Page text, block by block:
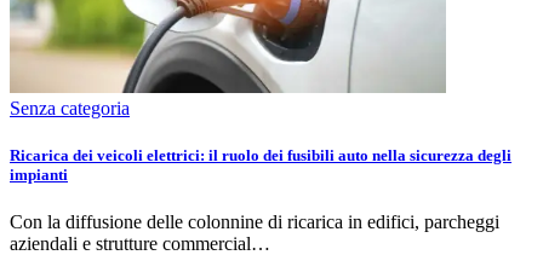
Senza categoria
Ricarica dei veicoli elettrici: il ruolo dei fusibili auto nella sicurezza degli
impianti
Con la diffusione delle colonnine di ricarica in edifici, parcheggi
aziendali e strutture commercial…